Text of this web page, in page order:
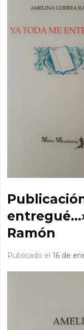
Ramón
Publicado el16 de